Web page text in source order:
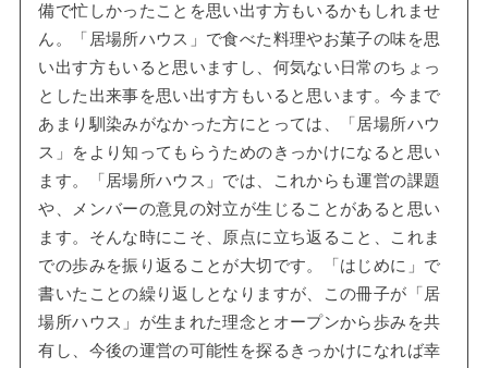
備で忙しかったことを思い出す方もいるかもしれませ
ん。「居場所ハウス」で食べた料理やお菓子の味を思
い出す方もいると思いますし、何気ない日常のちょっ
とした出来事を思い出す方もいると思います。今まで
あまり馴染みがなかった方にとっては、「居場所ハウ
ス」をより知ってもらうためのきっかけになると思い
ます。「居場所ハウス」では、これからも運営の課題
や、メンバーの意見の対立が生じることがあると思い
ます。そんな時にこそ、原点に立ち返ること、これま
での歩みを振り返ることが大切です。「はじめに」で
書いたことの繰り返しとなりますが、この冊子が「居
場所ハウス」が生まれた理念とオープンから歩みを共
有し、今後の運営の可能性を探るきっかけになれば幸